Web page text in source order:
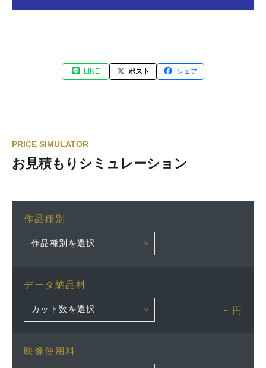
LINE ポスト シェア
PRICE SIMULATOR
お見積もりシミュレーション
作品種別
データ納品料
- 円
映像使用料